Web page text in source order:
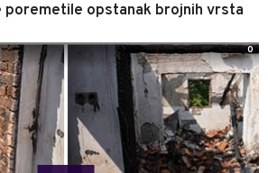
opstanak brojnih vrsta
0